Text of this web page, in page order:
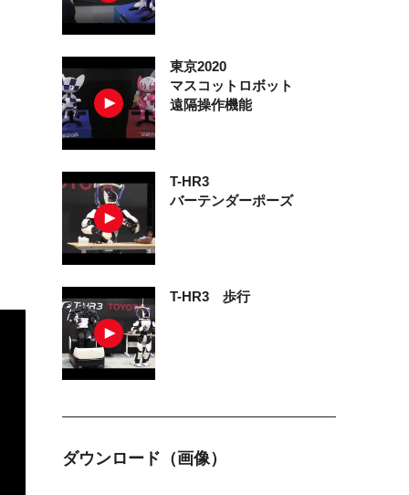
東京2020
マスコットロボット
遠隔操作機能
T-HR3
バーテンダーポーズ
T-HR3 歩行
ダウンロード（画像）